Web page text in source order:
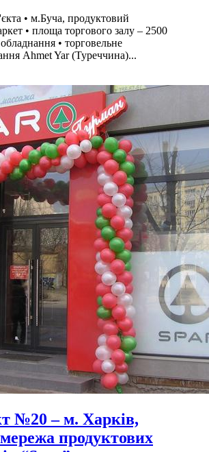
• м.Буча, продуктовий
• площа торгового залу – 2500
• торговельне
Ahmet Yar (Туреччина)...
№20 – м. Харків,
продуктових